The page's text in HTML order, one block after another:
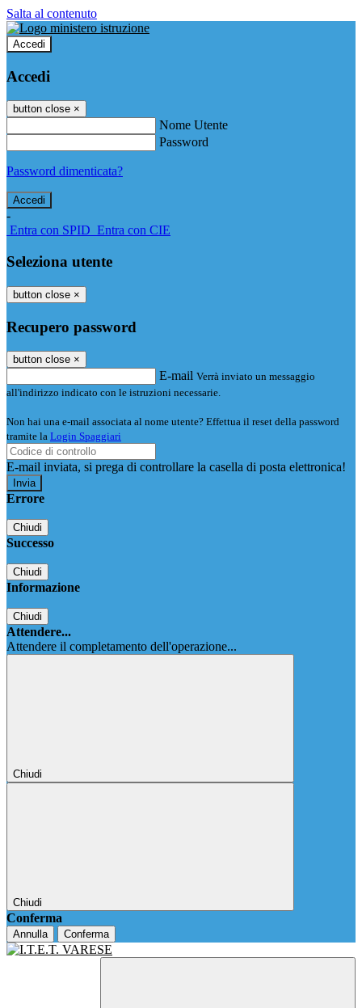
Salta al contenuto
Accedi
Accedi
button close ×
Nome Utente
Password
Password dimenticata?
-
Entra con SPID Entra con CIE
Seleziona utente
button close ×
Recupero password
button close ×
E-mail Verrà inviato un messaggio
all'indirizzo indicato con le istruzioni necessarie.
Non hai una e-mail associata al nome utente? Effettua il reset della password
tramite la Login Spaggiari
E-mail inviata, si prega di controllare la casella di posta elettronica!
Errore
Chiudi
Successo
Chiudi
Informazione
Chiudi
Attendere...
Attendere il completamento dell'operazione...
Chiudi
Chiudi
Conferma
Annulla Conferma